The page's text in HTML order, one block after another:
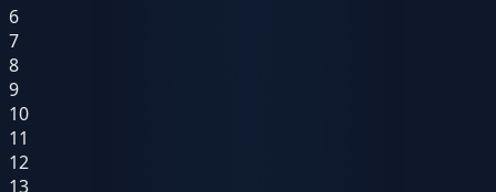
6
7
8
9
10
11
12
13